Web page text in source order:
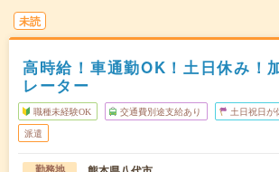
未読
高時給！車通勤OK！土日休み！
レーター
職種未経験OK 交通費別途支給あり 土日祝日が
派遣
勤務地